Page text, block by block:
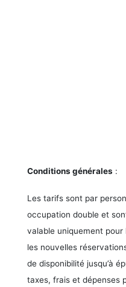
Conditions générales :
Les tarifs sont par
occupation double et
valable uniquement
les nouvelles
de disponibilité jusqu’à
taxes, frais et dépenses